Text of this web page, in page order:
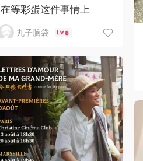
在等彩蛋这件事情上
丸子脑袋 8